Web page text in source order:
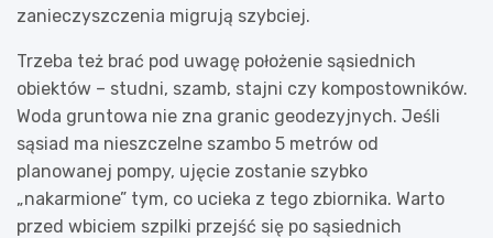
zanieczyszczenia migrują szybciej.
Trzeba też brać pod uwagę położenie sąsiednich
obiektów – studni, szamb, stajni czy kompostowników.
Woda gruntowa nie zna granic geodezyjnych. Jeśli
sąsiad ma nieszczelne szambo 5 metrów od
planowanej pompy, ujęcie zostanie szybko
„nakarmione” tym, co ucieka z tego zbiornika. Warto
przed wbiciem szpilki przejść się po sąsiednich